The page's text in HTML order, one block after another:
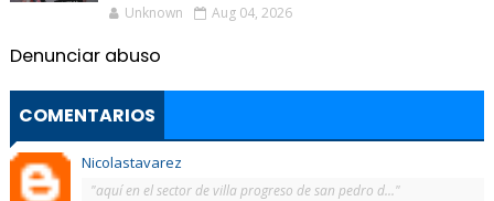
Unknown Aug 04, 2026
Denunciar abuso
COMENTARIOS
Nicolastavarez
"aquí en el sector de villa progreso de san pedro d..."